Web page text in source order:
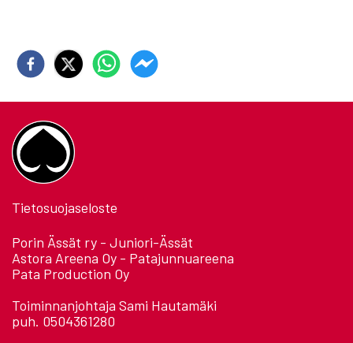
Tietosuojaseloste
Porin Ässät ry - Juniori-Ässät
Astora Areena Oy - Patajunnuareena
Pata Production Oy
Toiminnanjohtaja Sami Hautamäki
puh. 0504361280